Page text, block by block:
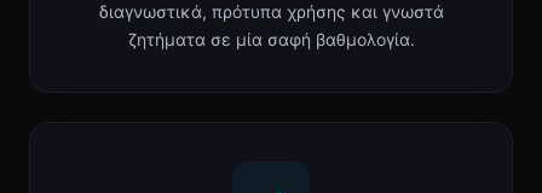
διαγνωστικά, πρότυπα χρήσης και γνωστά
ζητήματα σε μία σαφή βαθμολογία.